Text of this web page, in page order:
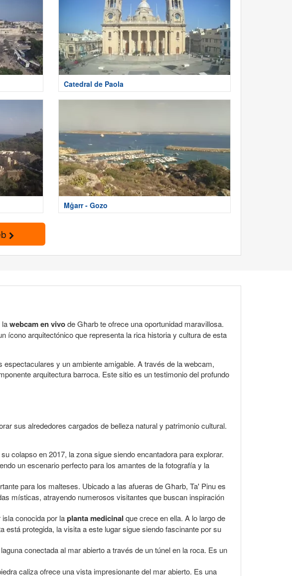
Catedral de Paola
Mġarr - Gozo
lawebcam en vivode Għarb te ofrece una oportunidad maravillosa.
ícono arquitectónico que representa la rica historia y cultura de esta
y un ambiente amigable. A través de la webcam,
arquitectura barroca. Este sitio es un testimonio del profundo
sus alrededores cargados de belleza natural y patrimonio cultural.
colapso en 2017, la zona sigue siendo encantadora para explorar.
un escenario perfecto para los amantes de la fotografía y la
para los malteses. Ubicado a las afueras de Għarb, Ta' Pinu es
místicas, atrayendo numerosos visitantes que buscan inspiración
conocida por laplanta medicinal que crece en ella. A lo largo de
protegida, la visita a este lugar sigue siendo fascinante por su
conectada al mar abierto a través de un túnel en la roca. Es un
caliza ofrece una vista impresionante del mar abierto. Es una